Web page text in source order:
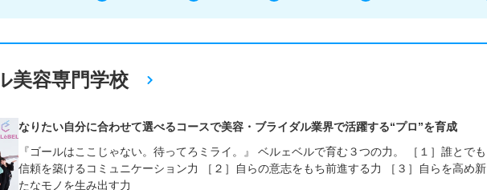
美容専門学校
なりたい自分に合わせて選べるコースで美容・ブライダル業界で活躍する“プロ”を育成
『ゴールはここじゃない。待ってろミライ。』 ベルェベルで育む３つの力。 ［１］誰とでも
信頼を築けるコミュニケーション力 ［２］自らの意志をもち前進する力 ［３］自らを高め新
たなモノを生み出す力